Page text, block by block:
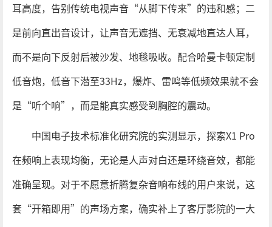
耳高度，告别传统电视声音“从脚下传来”的违和感；二
是前向直出音设计，让声音无遮挡、无衰减地直达人耳，
而不是向下反射后被沙发、地毯吸收。配合哈曼卡顿定制
低音炮，低音下潜至33Hz，爆炸、雷鸣等低频效果就不会
是“听个响”，而是能真实感受到胸腔的震动。
中国电子技术标准化研究院的实测显示，探索X1 Pro
在频响上表现均衡，无论是人声对白还是环绕音效，都能
准确呈现。对于不愿意折腾复杂音响布线的用户来说，这
套“开箱即用”的声场方案，确实补上了客厅影院的一大